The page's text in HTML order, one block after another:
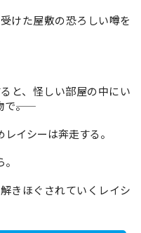
けた屋敷の恐ろしい噂を
と、怪しい部屋の中にい
――。
イシーは奔走する。
きほぐされていくレイシ